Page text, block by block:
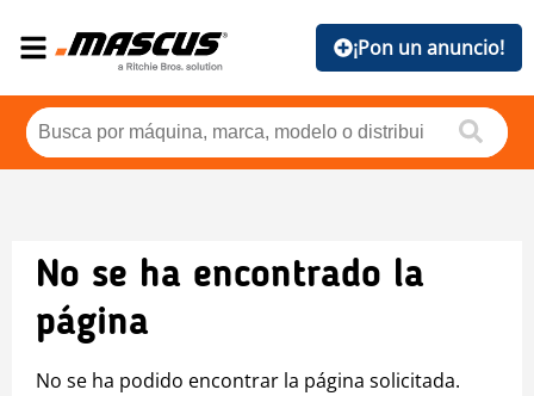
¡Pon un anuncio!
No se ha encontrado la
página
No se ha podido encontrar la página solicitada.